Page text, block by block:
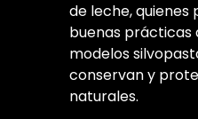
de leche, quienes
buenas prácticas
modelos
conservan y
naturales.